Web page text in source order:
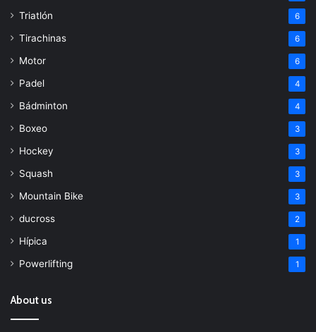
Triatlón 6
Tirachinas 6
Motor 6
Padel 4
Bádminton 4
Boxeo 3
Hockey 3
Squash 3
Mountain Bike 3
ducross 2
Hípica 1
Powerlifting 1
About us